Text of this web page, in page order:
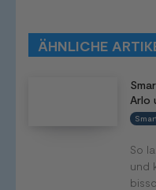
ÄHNLICHE
Arlo
So
und